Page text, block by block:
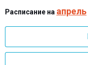
Раcписание на апрель